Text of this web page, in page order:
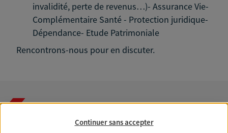
invalidité, perte de revenus…)- Assurance Vie-
Complémentaire Santé - Protection juridique-
Dépendance- Etude Patrimoniale
Rencontrons-nous pour en discuter.
Nos expertisesContinuer sans accepter